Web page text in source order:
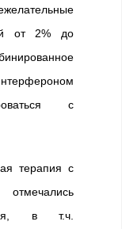
от 2% до
с
терапия с
в т.ч.